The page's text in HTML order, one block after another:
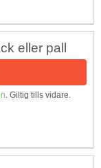
eller pall
. Giltig tills vidare.